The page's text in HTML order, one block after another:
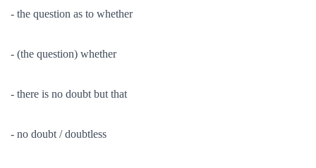
- the question as to whether
- (the question) whether
- there is no doubt but that
- no doubt / doubtless